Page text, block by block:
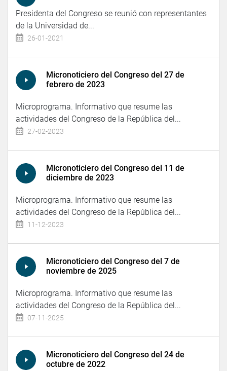
Presidenta del Congreso se reunió con representantes
de la Universidad de...
26-01-2021
Micronoticiero del Congreso del 27 de
febrero de 2023
Microprograma. Informativo que resume las
actividades del Congreso de la República del...
27-02-2023
Micronoticiero del Congreso del 11 de
diciembre de 2023
Microprograma. Informativo que resume las
actividades del Congreso de la República del...
11-12-2023
Micronoticiero del Congreso del 7 de
noviembre de 2025
Microprograma. Informativo que resume las
actividades del Congreso de la República del...
07-11-2025
Micronoticiero del Congreso del 24 de
octubre de 2022